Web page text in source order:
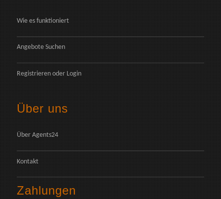
Wie es funktioniert
Angebote Suchen
Registrieren oder Login
Über uns
Über Agents24
Kontakt
Zahlungen